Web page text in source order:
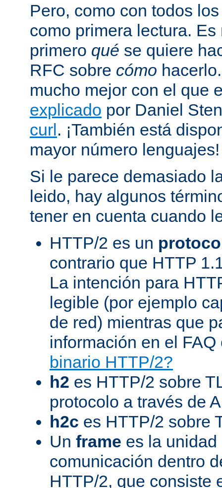
Pero, como con todos
como primera lectura.
primero qué se quiere
RFC sobre cómo
mucho mejor con el que
explicado por Daniel
curl. ¡También está
mayor número lenguajes!
Si le parece demasiado
leido, hay algunos
tener en cuenta cuando
HTTP/2 es un
contrario que HTTP
La intención para
legible (por ejemplo
de red) mientras que
información en el
binario HTTP/2?
h2 es HTTP/2 sobre
protocolo a través de
h2c es HTTP/2 sobre
Un frame es la
comunicación dentro
HTTP/2, que consiste